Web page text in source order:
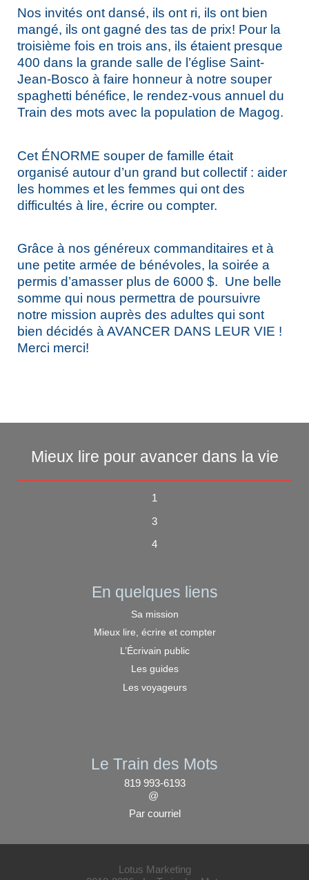
Nos invités ont dansé, ils ont ri, ils ont bien
mangé, ils ont gagné des tas de prix! Pour la
troisième fois en trois ans, ils étaient presque
400 dans la grande salle de l’église Saint-
Jean-Bosco à faire honneur à notre souper
spaghetti bénéfice, le rendez-vous annuel du
Train des mots avec la population de Magog.
Cet ÉNORME souper de famille était
organisé autour d’un grand but collectif : aider
les hommes et les femmes qui ont des
difficultés à lire, écrire ou compter.
Grâce à nos généreux commanditaires et à
une petite armée de bénévoles, la soirée a
permis d’amasser plus de 6000 $. Une belle
somme qui nous permettra de poursuivre
notre mission auprès des adultes qui sont
bien décidés à AVANCER DANS LEUR VIE !
Merci merci!
Mieux lire pour avancer dans la vie
1
3
4
En quelques liens
Sa mission
Mieux lire, écrire et compter
L’Écrivain public
Les guides
Les voyageurs
Le Train des Mots
819 993-6193
@
Par courriel
Lotus Marketing